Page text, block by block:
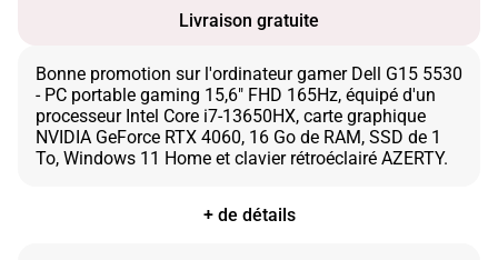
Livraison gratuite
Bonne promotion sur l'ordinateur gamer Dell G15 5530
- PC portable gaming 15,6" FHD 165Hz, équipé d'un
processeur Intel Core i7-13650HX, carte graphique
NVIDIA GeForce RTX 4060, 16 Go de RAM, SSD de 1
+ de détails